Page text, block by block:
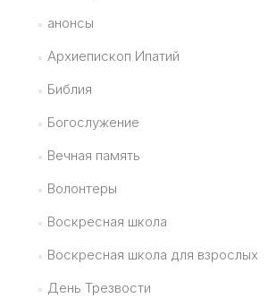
анонсы
Архиепископ Ипатий
Библия
Богослужение
Вечная память
Волонтеры
Воскресная школа
Воскресная школа для взрослых
День Трезвости